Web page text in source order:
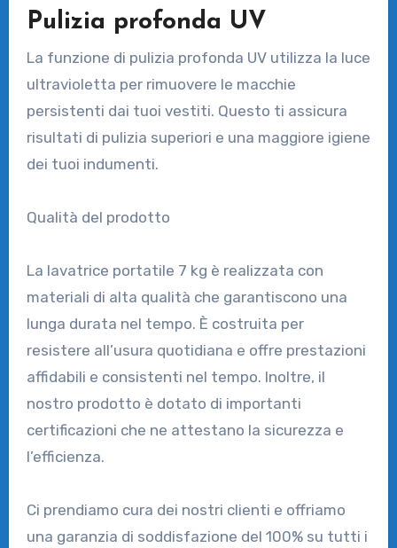
Pulizia profonda UV
La funzione di pulizia profonda UV utilizza la luce
ultravioletta per rimuovere le macchie
persistenti dai tuoi vestiti. Questo ti assicura
risultati di pulizia superiori e una maggiore igiene
dei tuoi indumenti.
Qualità del prodotto
La lavatrice portatile 7 kg è realizzata con
materiali di alta qualità che garantiscono una
lunga durata nel tempo. È costruita per
resistere all’usura quotidiana e offre prestazioni
affidabili e consistenti nel tempo. Inoltre, il
nostro prodotto è dotato di importanti
certificazioni che ne attestano la sicurezza e
l’efficienza.
Ci prendiamo cura dei nostri clienti e offriamo
una garanzia di soddisfazione del 100% su tutti i